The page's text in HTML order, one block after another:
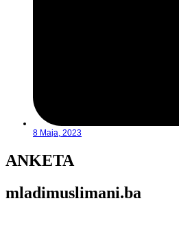
8 Maja, 2023
ANKETA
mladimuslimani.ba